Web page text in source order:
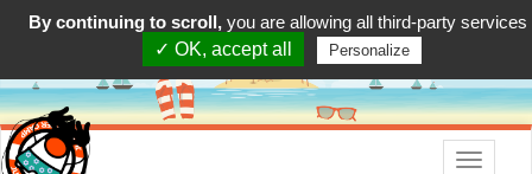
Menu
By continuing to scroll, you are allowing all third-party services
✓ OK, accept all
Personalize